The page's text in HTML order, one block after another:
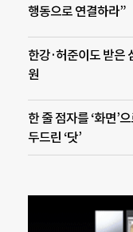
행동으로 연결하라”
한강·허준이도 받은
원
한 줄 점자를 ‘화면’
두드린 ‘닷’